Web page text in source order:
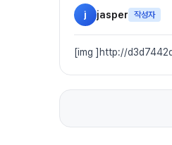
j jasper 작성자
[img ]http://